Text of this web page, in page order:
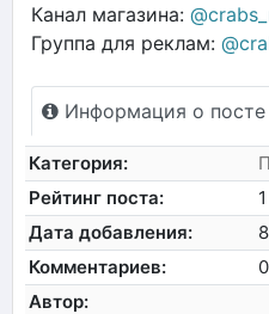
Канал магазина:
Группа для реклам:
Информация о посте
Категория:
Рейтинг поста:
1
Дата добавления:
Комментариев:
0
Автор: